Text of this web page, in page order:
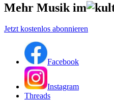
Mehr Musik im
Jetzt kostenlos abonnieren
Facebook
Instagram
Threads